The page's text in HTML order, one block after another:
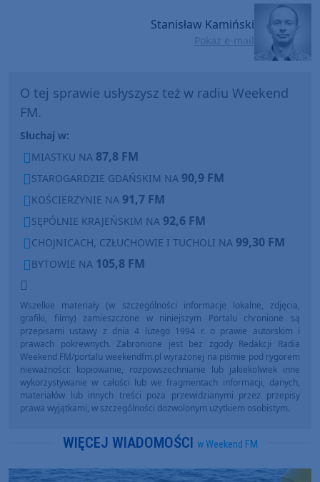
Stanisław Kamiński
Pokaż e-mail
O tej sprawie usłyszysz też w radiu Weekend
FM.
Słuchaj w:
MIASTKU NA 87,8 FM
STAROGARDZIE GDAŃSKIM NA 90,9 FM
KOŚCIERZYNIE NA 91,7 FM
SĘPÓLNIE KRAJEŃSKIM NA 92,6 FM
CHOJNICACH, CZŁUCHOWIE I TUCHOLI NA 99,30 FM
BYTOWIE NA 105,8 FM
Wszelkie materiały (w szczególności informacje lokalne, zdjęcia,
grafiki, filmy) zamieszczone w niniejszym Portalu chronione są
przepisami ustawy z dnia 4 lutego 1994 r. o prawie autorskim i
prawach pokrewnych. Zabronione jest bez zgody Redakcji Radia
Weekend FM/portalu weekendfm.pl wyrażonej na piśmie pod rygorem
nieważności: kopiowanie, rozpowszechnianie lub jakiekolwiek inne
wykorzystywanie w całości lub we fragmentach informacji, danych,
materiałów lub innych treści poza przewidzianymi przez przepisy
prawa wyjątkami, w szczególności dozwolonym użytkiem osobistym.
WIĘCEJ WIADOMOŚCI w Weekend FM